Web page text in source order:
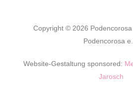
Copyright © 2026
Podencorosa
Website-Gestaltung sponsored:
Jarosch